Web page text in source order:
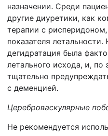
назначении. Среди
другие диуретики, как
терапии с
показателя
дегидратация была
летального исхода, и,
тщательно
с деменцией.
Цереброваскулярные
Не рекомендуется